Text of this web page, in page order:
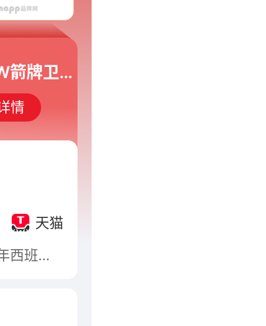
ARROW箭牌卫浴
情
天猫
乐家Roca，属于乐家（中国）有限公司，始于1917年西班牙，以制造家庭供暖用铸铁散热器起家，1929年进军卫浴领域，现成为以生产销售高档洁具为主的跨国集团公司。